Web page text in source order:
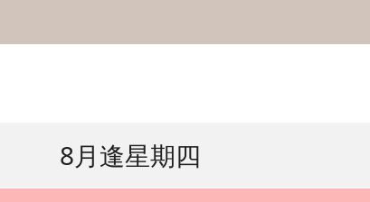
8月逢星期四